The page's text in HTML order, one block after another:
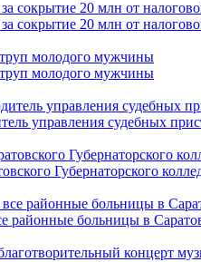
сокрытие 20 млн от
молодого мужчины
управления судебных
Губернаторского
районные больницы в